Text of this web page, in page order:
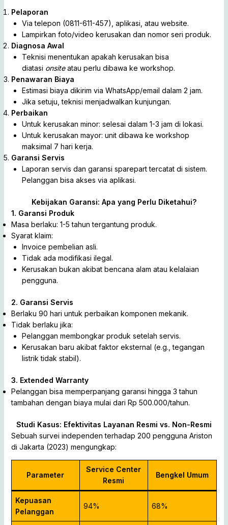
Pelaporan
Via telepon (0811-611-457), aplikasi, atau website.
Lampirkan foto/video kerusakan dan nomor seri produk.
Diagnosa Awal
Teknisi menentukan apakah kerusakan bisa
diatasi onsiteatau perlu dibawa ke workshop.
Penawaran Biaya
Estimasi biaya dikirim via WhatsApp/email dalam 2 jam.
Jika setuju, teknisi menjadwalkan kunjungan.
Perbaikan
Untuk kerusakan minor: selesai dalam 1-3 jam di lokasi.
Untuk kerusakan mayor: unit dibawa ke workshop
maksimal 7 hari kerja.
Garansi Servis
Laporan servis dan garansi sparepart tercatat di sistem.
Pelanggan bisa akses via aplikasi.
Kebijakan Garansi: Apa yang Perlu Diketahui?
1. Garansi Produk
Masa berlaku: 1-5 tahun tergantung produk.
Syarat klaim:
Invoice pembelian asli.
Tidak ada modifikasi ilegal.
Kerusakan bukan akibat bencana alam atau kelalaian
pengguna.
2. Garansi Servis
Berlaku 90 hari untuk perbaikan komponen mekanik.
Tidak berlaku jika:
Pelanggan membongkar produk setelah servis.
Kerusakan baru akibat faktor eksternal (e.g., tegangan
listrik tidak stabil).
3. Extended Warranty
Pelanggan bisa memperpanjang garansi hingga 3 tahun
tambahan dengan biaya mulai dari Rp 500.000/tahun.
Studi Kasus: Efektivitas Layanan Resmi vs. Non-Resmi
Sebuah survei independen terhadap 200 pengguna Ariston
di Jakarta (2023) mengungkap:
Parameter
Service Center
Resmi
Bengkel Umum
Kepuasan
Pelanggan
94% 68%